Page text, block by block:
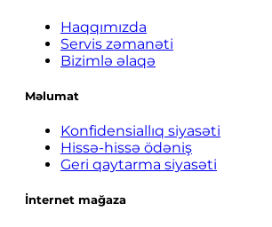
Haqqımızda
Servis zəmanəti
Bizimlə əlaqə
Məlumat
Konfidensiallıq siyasəti
Hissə-hissə ödəniş
Geri qaytarma siyasəti
İnternet mağaza